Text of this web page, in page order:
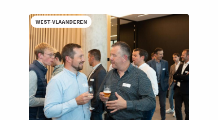
WEST-VLAANDEREN